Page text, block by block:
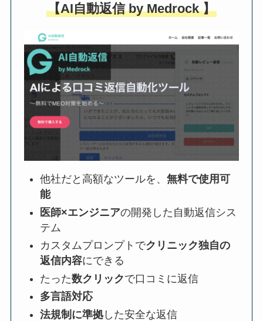
【AI自動返信 by Medrock 】
他社だと高額なツールを、無料で使用可
能
医師×エンジニアの開発した自動返信シス
テム
カスタムプロンプトでクリニック独自の
返信内容にできる
たった数クリックで口コミに返信
多言語対応
法規制に準拠 した安全な返信